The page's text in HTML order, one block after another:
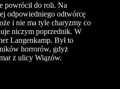
powrócił do roli. Na
odpowiedniego odtwórcę
i nie ma tyle charyzmy co
niczym poprzednik. W
Langenkamp. Był to
horrorów, gdyż
z ulicy Wiązów.